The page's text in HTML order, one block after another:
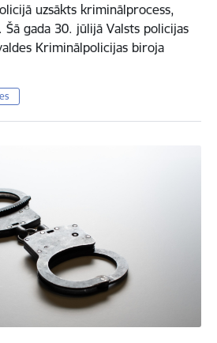
uzsākts kriminālprocess,
gada 30. jūlijā Valsts policijas
Kriminālpolicijas biroja